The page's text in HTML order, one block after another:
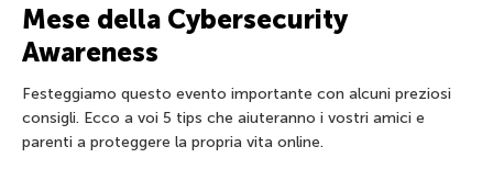
Mese della Cybersecurity
Awareness
Festeggiamo questo evento importante con alcuni preziosi
consigli. Ecco a voi 5 tips che aiuteranno i vostri amici e
parenti a proteggere la propria vita online.